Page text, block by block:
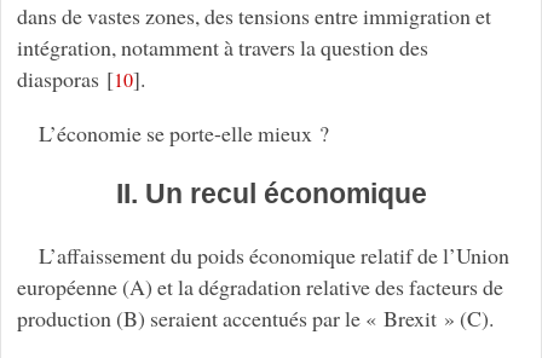
dans de vastes zones, des tensions entre immigration et
intégration, notamment à travers la question des
diasporas [10].
L’économie se porte-elle mieux ?
II. Un recul économique
L’affaissement du poids économique relatif de l’Union
européenne (A) et la dégradation relative des facteurs de
production (B) seraient accentués par le « Brexit » (C).